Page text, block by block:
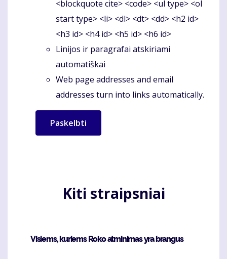
<blockquote cite> <code> <ul type> <ol
start type> <li> <dl> <dt> <dd> <h2 id>
<h3 id> <h4 id> <h5 id> <h6 id>
Linijos ir paragrafai atskiriami
automatiškai
Web page addresses and email
addresses turn into links automatically.
Kiti straipsniai
Visiems, kuriems Roko atminimas yra brangus